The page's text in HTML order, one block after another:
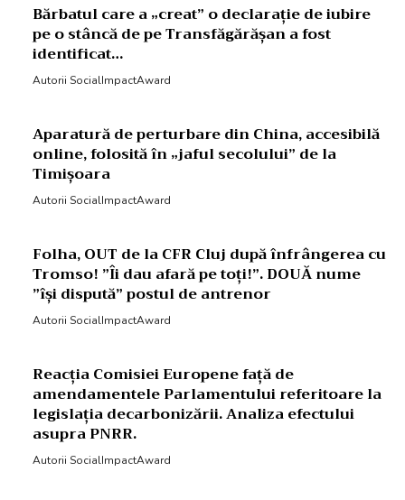
Bărbatul care a „creat” o declarație de iubire
pe o stâncă de pe Transfăgărășan a fost
identificat…
Autorii SocialImpactAward
Aparatură de perturbare din China, accesibilă
online, folosită în „jaful secolului” de la
Timișoara
Autorii SocialImpactAward
Folha, OUT de la CFR Cluj după înfrângerea cu
Tromso! ”Îi dau afară pe toți!”. DOUĂ nume
”își dispută” postul de antrenor
Autorii SocialImpactAward
Reacția Comisiei Europene față de
amendamentele Parlamentului referitoare la
legislația decarbonizării. Analiza efectului
asupra PNRR.
Autorii SocialImpactAward